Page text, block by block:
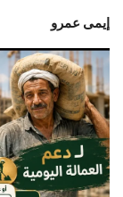
إيمى عمرو